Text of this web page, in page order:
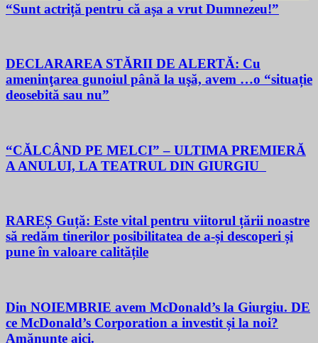
“Sunt actriță pentru că așa a vrut Dumnezeu!”
DECLARAREA STĂRII DE ALERTĂ: Cu
ameninţarea gunoiul până la uşă, avem …o “situație
deosebită sau nu”
“CĂLCÂND PE MELCI” – ULTIMA PREMIERĂ
A ANULUI, LA TEATRUL DIN GIURGIU
RAREȘ Guță: Este vital pentru viitorul țării noastre
să redăm tinerilor posibilitatea de a-și descoperi și
pune în valoare calitățile
Din NOIEMBRIE avem McDonald’s la Giurgiu. DE
ce McDonald’s Corporation a investit și la noi?
Amănunte aici.